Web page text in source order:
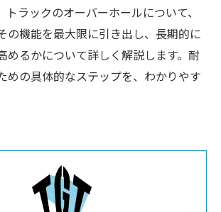
トラックのオーバーホールについて、
の機能を最大限に引き出し、長期的に
めるかについて詳しく解説します。耐
めの具体的なステップを、わかりやす